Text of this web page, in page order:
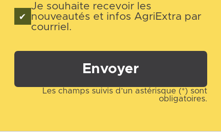
Je souhaite recevoir les
nouveautés et infos AgriExtra par
courriel.
Envoyer
Les champs suivis d’un astérisque (*) sont
obligatoires.